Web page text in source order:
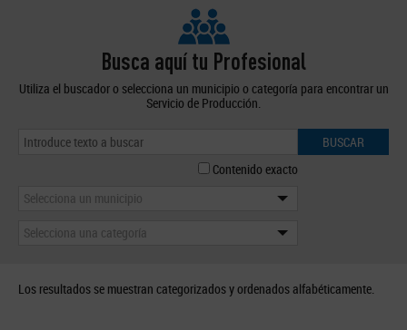
Busca aquí tu Profesional
Utiliza el buscador o selecciona un municipio o categoría para encontrar un
Servicio de Producción.
BUSCAR
Contenido exacto
Selecciona un municipio
Selecciona una categoría
Los resultados se muestran categorizados y ordenados alfabéticamente.